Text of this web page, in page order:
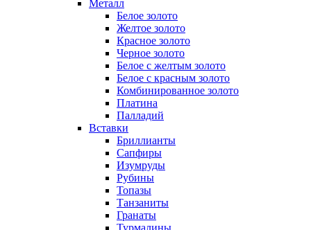
Металл
Белое золото
Желтое золото
Красное золото
Черное золото
Белое с желтым золото
Белое с красным золото
Комбинированное золото
Платина
Палладий
Вставки
Бриллианты
Сапфиры
Изумруды
Рубины
Топазы
Танзаниты
Гранаты
Турмалины